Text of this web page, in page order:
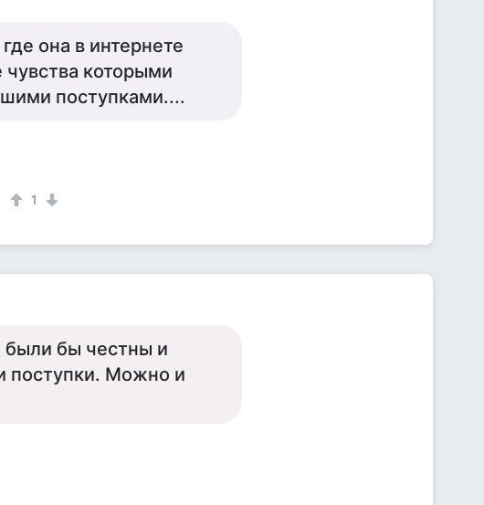
она в интернете
которыми
поступками....
1
бы честны и
поступки. Можно и